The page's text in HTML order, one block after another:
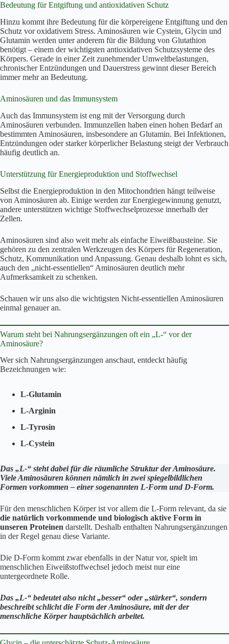
Bedeutung für Entgiftung und antioxidativen Schutz
Hinzu kommt ihre Bedeutung für die körpereigene Entgiftung und den
Schutz vor oxidativem Stress. Aminosäuren wie Cystein, Glycin und
Glutamin werden unter anderem für die Bildung von Glutathion
benötigt – einem der wichtigsten antioxidativen Schutzsysteme des
Körpers. Gerade in einer Zeit zunehmender Umweltbelastungen,
chronischer Entzündungen und Dauerstress gewinnt dieser Bereich
immer mehr an Bedeutung.
Aminosäuren und das Immunsystem
Auch das Immunsystem ist eng mit der Versorgung durch
Aminosäuren verbunden. Immunzellen haben einen hohen Bedarf an
bestimmten Aminosäuren, insbesondere an Glutamin. Bei Infektionen,
Entzündungen oder starker körperlicher Belastung steigt der Verbrauch
häufig deutlich an.
Unterstützung für Energieproduktion und Stoffwechsel
Selbst die Energieproduktion in den Mitochondrien hängt teilweise
von Aminosäuren ab. Einige werden zur Energiegewinnung genutzt,
andere unterstützen wichtige Stoffwechselprozesse innerhalb der
Zellen.
Aminosäuren sind also weit mehr als einfache Eiweißbausteine. Sie
gehören zu den zentralen Werkzeugen des Körpers für Regeneration,
Schutz, Kommunikation und Anpassung. Genau deshalb lohnt es sich,
auch den „nicht-essentiellen“ Aminosäuren deutlich mehr
Aufmerksamkeit zu schenken.
Schauen wir uns also die wichtigsten Nicht-essentiellen Aminosäuren
einmal genauer an.
Warum steht bei Nahrungsergänzungen oft ein „L-“ vor der
Aminosäure?
Wer sich Nahrungsergänzungen anschaut, entdeckt häufig
Bezeichnungen wie:
L-Glutamin
L-Arginin
L-Tyrosin
L-Cystein
Das „L-“ steht dabei für die räumliche Struktur der Aminosäure.
Viele Aminosäuren können nämlich in zwei spiegelbildlichen
Formen vorkommen – einer sogenannten L-Form und D-Form.
Für den menschlichen Körper ist vor allem die L-Form relevant, da sie
die natürlich vorkommende und biologisch aktive Form in
unseren Proteinen darstellt. Deshalb enthalten Nahrungsergänzungen
in der Regel genau diese Variante.
Die D-Form kommt zwar ebenfalls in der Natur vor, spielt im
menschlichen Eiweißstoffwechsel jedoch meist nur eine
untergeordnete Rolle.
Das „L-“ bedeutet also nicht „besser“ oder „stärker“, sondern
beschreibt schlicht die Form der Aminosäure, mit der der
menschliche Körper hauptsächlich arbeitet.